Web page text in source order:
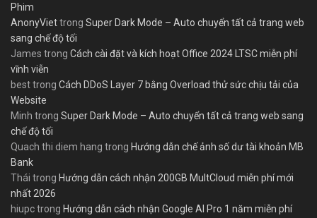
Phim
AnonyViettrong Super Dark Mode – Auto chuyển tất cả trang web
sang chế độ tối
James trong Cách cài đặt và kích hoạt Office 2024 LTSC miễn phí
vĩnh viễn
besttrong Cách DDoS Layer 7 bằng Overload thử sức chịu tải của
Website
Minh trong Super Dark Mode – Auto chuyển tất cả trang web sang
chế độ tối
Quach thi diem hang trong Hướng dẫn chế ảnh số dư tài khoản MB
Bank
Thái trong Hướng dẫn cách nhận 200GB MultCloud miễn phí mới
nhất 2026
hiupctrong Hướng dẫn cách nhận Google AI Pro 1 năm miễn phí